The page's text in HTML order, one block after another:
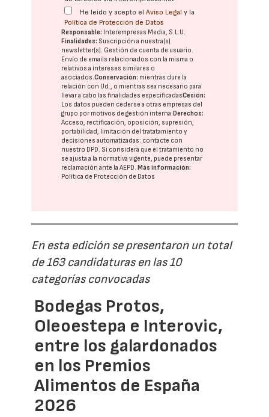
He leído y acepto elAviso Legal y la
Política de Protección de Datos
Responsable: Interempresas Media, S.L.U.
Finalidades: Suscripción a nuestra(s)
newsletter(s). Gestión de cuenta de usuario.
Envío de emails relacionados con la misma o
relativos a intereses similares o
asociados.Conservación: mientras dure la
relación con Ud., o mientras sea necesario para
llevar a cabo las finalidades especificadasCesión:
Los datos pueden cederse a otras empresas del
grupo por motivos de gestión interna.Derechos:
Acceso, rectificación, oposición, supresión,
portabilidad, limitación del tratatamiento y
decisiones automatizadas: contacte con
nuestro DPD. Si considera que el tratamiento no
se ajusta a la normativa vigente, puede presentar
reclamación ante laAEPD.Más información:
Política de Protección de Datos
En esta edición se presentaron un total
de 163 candidaturas en las 10
categorías convocadas
Bodegas Protos,
Oleoestepa e Interovic,
entre los galardonados
en los Premios
Alimentos de España
2026